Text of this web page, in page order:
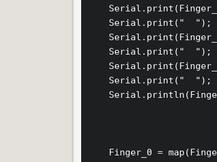
    Serial.print("  ");
    Serial.print("  ");
    Serial.print("  ");
Finger_0 =